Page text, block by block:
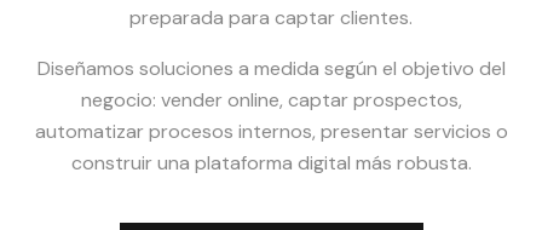
preparada para captar clientes.
Diseñamos soluciones a medida según el objetivo del
negocio: vender online, captar prospectos,
automatizar procesos internos, presentar servicios o
construir una plataforma digital más robusta.